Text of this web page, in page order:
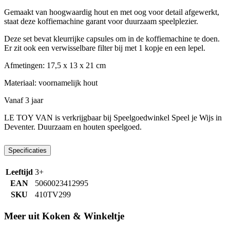
Gemaakt van hoogwaardig hout en met oog voor detail afgewerkt,
staat deze koffiemachine garant voor duurzaam speelplezier.
Deze set bevat kleurrijke capsules om in de koffiemachine te doen.
Er zit ook een verwisselbare filter bij met 1 kopje en een lepel.
Afmetingen: 17,5 x 13 x 21 cm
Materiaal: voornamelijk hout
Vanaf 3 jaar
LE TOY VAN is verkrijgbaar bij Speelgoedwinkel Speel je Wijs in
Deventer. Duurzaam en houten speelgoed.
Specificaties
Leeftijd 3+
EAN
5060023412995
SKU
410TV299
Meer uit Koken & Winkeltje